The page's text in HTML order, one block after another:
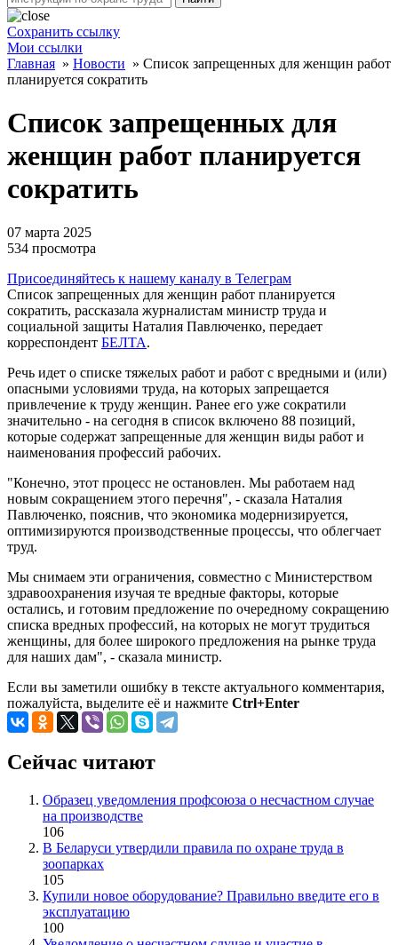
Сохранить ссылку
Мои ссылки
Главная » Новости » Список запрещенных для женщин работ
планируется сократить
Список запрещенных для
женщин работ планируется
сократить
07 марта 2025
534 просмотра
Присоединяйтесь к нашему каналу в Телеграм
Список запрещенных для женщин работ планируется
сократить, рассказала журналистам министр труда и
социальной защиты Наталия Павлюченко, передает
корреспондент БЕЛТА.
Речь идет о списке тяжелых работ и работ с вредными и (или)
опасными условиями труда, на которых запрещается
привлечение к труду женщин. Ранее его уже сократили
значительно - на сегодня в список включено 88 позиций,
которые содержат запрещенные для женщин виды работ и
наименования профессий рабочих.
"Конечно, этот процесс не остановлен. Мы работаем над
новым сокращением этого перечня", - сказала Наталия
Павлюченко, пояснив, что экономика модернизируется,
оптимизируются производственные процессы, что облегчает
труд.
Мы снимаем эти ограничения, совместно с Министерством
здравоохранения изучая те вредные факторы, которые
остались, и готовим предложение по очередному сокращению
списка вредных профессий, на которых не могут трудиться
женщины, для более широкого предложения на рынке труда
для наших дам", - сказала министр.
Если вы заметили ошибку в тексте актуального комментария,
пожалуйста, выделите её и нажмите Ctrl+Enter
Сейчас читают
Образец уведомления профсоюза о несчастном случае
на производстве
106
В Беларуси утвердили правила по охране труда в
зоопарках
105
Купили новое оборудование? Правильно введите его в
эксплуатацию
100